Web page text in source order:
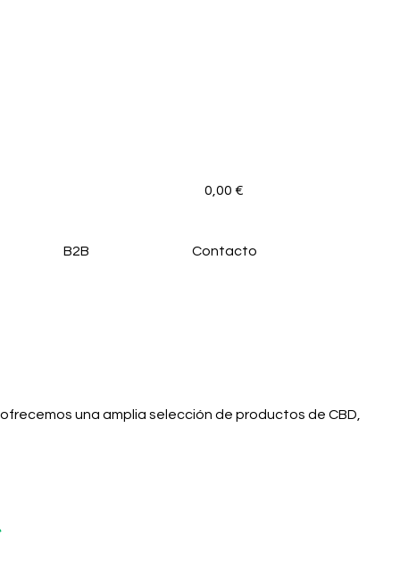
0,00 €
B2B Contacto
una amplia selección de productos de CBD,